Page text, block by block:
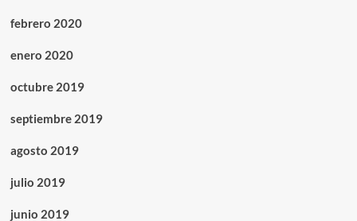
febrero 2020
enero 2020
octubre 2019
septiembre 2019
agosto 2019
julio 2019
junio 2019